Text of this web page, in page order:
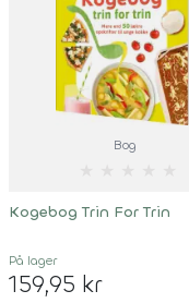
Bog
Kogebog Trin For Trin
På lager
159,95 kr